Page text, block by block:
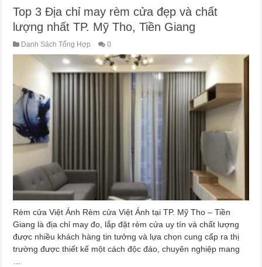
Top 3 Địa chỉ may rèm cửa đẹp và chất
lượng nhất TP. Mỹ Tho, Tiền Giang
Danh Sách Tổng Hợp 0
Rèm cửa Việt Ánh Rèm cửa Việt Ánh tại TP. Mỹ Tho – Tiền
Giang là địa chỉ may đo, lắp đặt rèm cửa uy tín và chất lượng
được nhiều khách hàng tin tưởng và lựa chọn cung cấp ra thị
trường được thiết kế một cách độc đáo, chuyên nghiệp mang
…